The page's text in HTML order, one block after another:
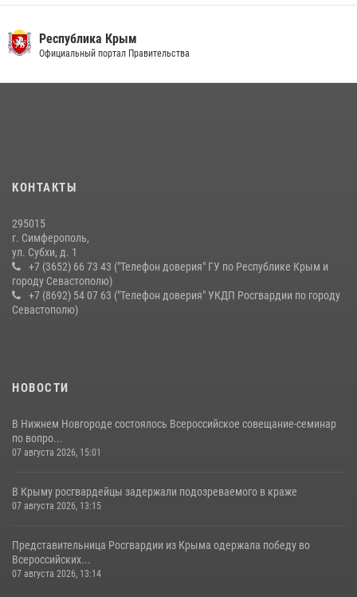
Росгвардейцы Крыма и Севастополя отметили День Крещения Руси
серию правонарушений в Севастополе
Республика Крым
Официальный портал Правительства
КОНТАКТЫ
295015
г. Симферополь,
ул. Субхи, д. 1
+7 (3652) 66 73 43 ("Телефон доверия" ГУ по Республике Крым и
городу Севастополю)
+7 (8692) 54 07 63 ("Телефон доверия" УКДП Росгвардии по городу
Севастополю)
НОВОСТИ
В Нижнем Новгороде состоялось Всероссийское совещание-семинар
по вопро...
07 августа 2026, 15:01
В Крыму росгвардейцы задержали подозреваемого в краже
07 августа 2026, 13:15
Представительница Росгвардии из Крыма одержала победу во
Всероссийских...
07 августа 2026, 13:14